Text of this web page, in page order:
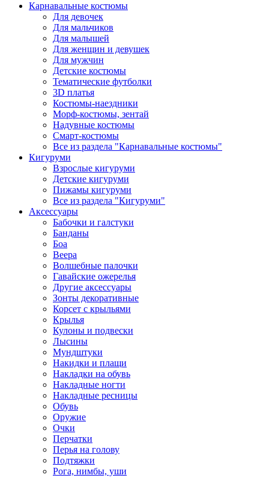
Карнавальные костюмы
Для девочек
Для мальчиков
Для малышей
Для женщин и девушек
Для мужчин
Детские костюмы
Тематические футболки
3D платья
Костюмы-наездники
Морф-костюмы, зентай
Надувные костюмы
Смарт-костюмы
Все из раздела "Карнавальные костюмы"
Кигуруми
Взрослые кигуруми
Детские кигуруми
Пижамы кигуруми
Все из раздела "Кигуруми"
Аксессуары
Бабочки и галстуки
Банданы
Боа
Веера
Волшебные палочки
Гавайские ожерелья
Другие аксессуары
Зонты декоративные
Корсет с крыльями
Крылья
Кулоны и подвески
Лысины
Мундштуки
Накидки и плащи
Накладки на обувь
Накладные ногти
Накладные ресницы
Обувь
Оружие
Очки
Перчатки
Перья на голову
Подтяжки
Рога, нимбы, уши